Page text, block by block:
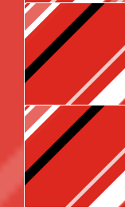
€15.90
€15.90